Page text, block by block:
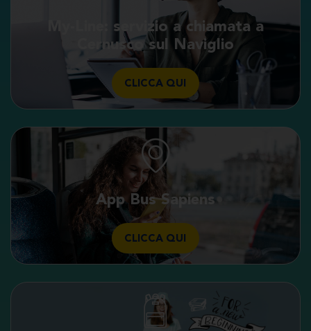
My-Line: servizio a chiamata a
Cernusco sul Naviglio
CLICCA QUI
App Bus Sapiens
CLICCA QUI